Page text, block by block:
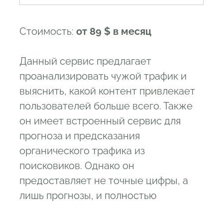
Стоимость: от 89 $ в месяц
Данный сервис предлагает
проанализировать чужой трафик и
выяснить, какой контент привлекает
пользователей больше всего. Также
он имеет встроенный сервис для
прогноза и предсказания
органического трафика из
поисковиков. Однако он
предоставляет не точные цифры, а
лишь прогнозы, и полностью